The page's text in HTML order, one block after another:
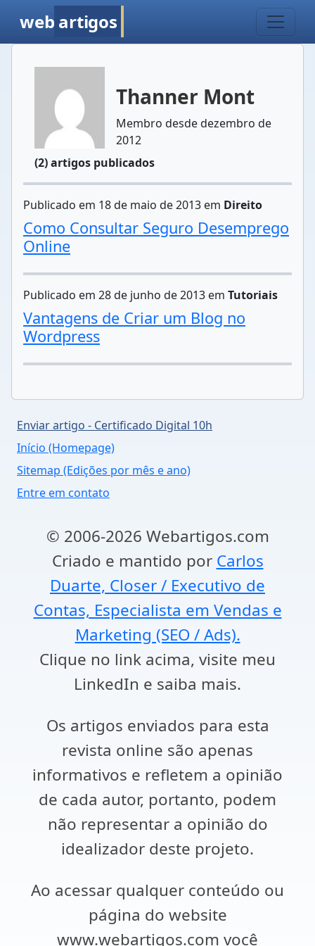
web artigos
Thanner Mont
Membro desde dezembro de
2012
(2) artigos publicados
Publicado em 18 de maio de 2013 em Direito
Como Consultar Seguro Desemprego
Online
Publicado em 28 de junho de 2013 em Tutoriais
Vantagens de Criar um Blog no
Wordpress
Enviar artigo - Certificado Digital 10h
Início (Homepage)
Sitemap (Edições por mês e ano)
Entre em contato
© 2006-2026 Webartigos.com
Criado e mantido por Carlos
Duarte, Closer / Executivo de
Contas, Especialista em Vendas e
Marketing (SEO / Ads).
Clique no link acima, visite meu
LinkedIn e saiba mais.
Os artigos enviados para esta
revista online são apenas
informativos e refletem a opinião
de cada autor, portanto, podem
não representar a opinião do
idealizador deste projeto.
Ao acessar qualquer conteúdo ou
página do website
www.webartigos.com você